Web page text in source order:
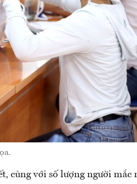
cùng với số lượng người mắc